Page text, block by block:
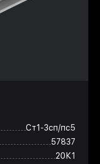
Ст1-3сп/пс5
57837
20К1